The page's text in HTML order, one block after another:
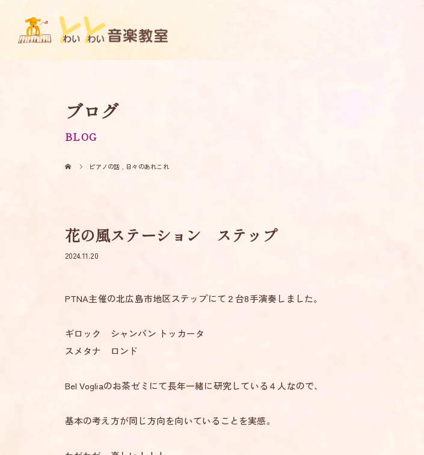
ブログ
BLOG
ピアノの話 , 日々のあれこれ
花の風ステーション ステップ
2024.11.20
PTNA主催の北広島市地区ステップにて２台8手演奏しました。
ギロック シャンパン トッカータ
スメタナ ロンド
Bel Vogliaのお茶ゼミにて長年一緒に研究している４人なので、
基本の考え方が同じ方向を向いていることを実感。